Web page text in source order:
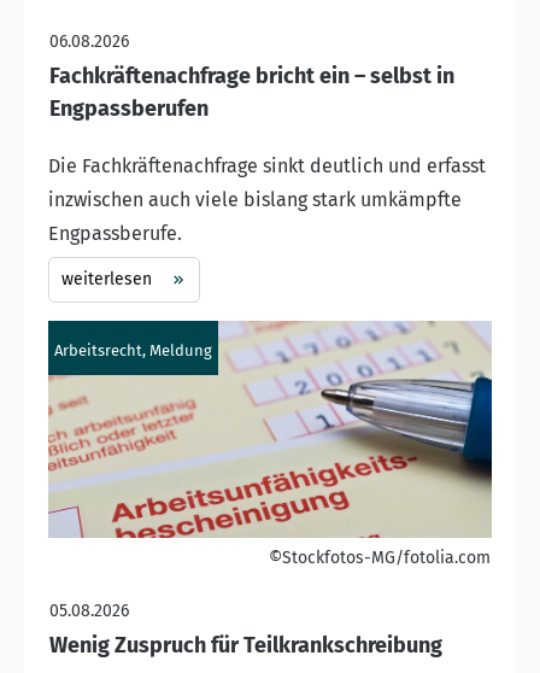
06.08.2026
Fachkräftenachfrage bricht ein – selbst in
Engpassberufen
Die Fachkräftenachfrage sinkt deutlich und erfasst
inzwischen auch viele bislang stark umkämpfte
Engpassberufe.
weiterlesen
Arbeitsrecht, Meldung
©Stockfotos-MG/fotolia.com
05.08.2026
Wenig Zuspruch für Teilkrankschreibung